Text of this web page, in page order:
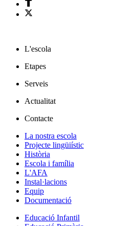
L'escola
Etapes
Serveis
Actualitat
Contacte
La nostra escola
Projecte lingüiístic
Història
Escola i família
L'AFA
Instal·lacions
Equip
Documentació
Educació Infantil